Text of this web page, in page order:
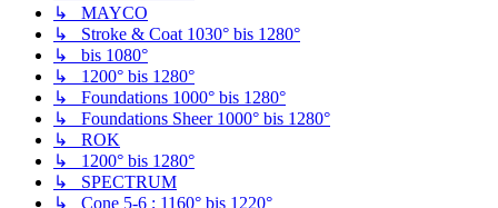
↳ MAYCO
↳ Stroke & Coat 1030° bis 1280°
↳ bis 1080°
↳ 1200° bis 1280°
↳ Foundations 1000° bis 1280°
↳ Foundations Sheer 1000° bis 1280°
↳ ROK
↳ 1200° bis 1280°
↳ SPECTRUM
↳ Cone 5-6 ; 1160° bis 1220°